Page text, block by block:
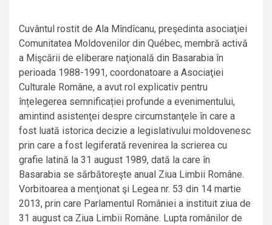
Cuvântul rostit de Ala Mîndîcanu, preşedinta asociaţiei
Comunitatea Moldovenilor din Québec, membră activă
a Mişcării de eliberare naţională din Basarabia în
perioada 1988-1991, coordonatoare a Asociaţiei
Culturale Române, a avut rol explicativ pentru
înțelegerea semnificației profunde a evenimentului,
amintind asistenţei despre circumstanţele în care a
fost luată istorica decizie a legislativului moldovenesc
prin care a fost legiferată revenirea la scrierea cu
grafie latină la 31 august 1989, dată la care în
Basarabia se sărbătoreşte anual Ziua Limbii Române.
Vorbitoarea a menţionat şi Legea nr. 53 din 14 martie
2013, prin care Parlamentul României a instituit ziua de
31 august ca Ziua Limbii Române. Lupta românilor de